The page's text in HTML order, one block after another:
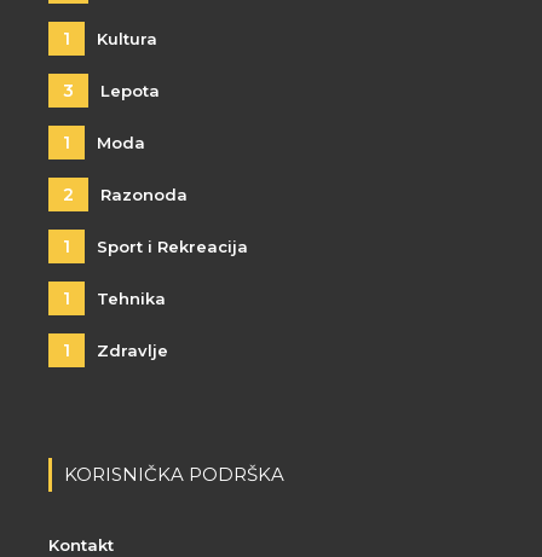
1 Kultura
3 Lepota
1 Moda
2 Razonoda
1 Sport i Rekreacija
1 Tehnika
1 Zdravlje
KORISNIČKA PODRŠKA
Kontakt